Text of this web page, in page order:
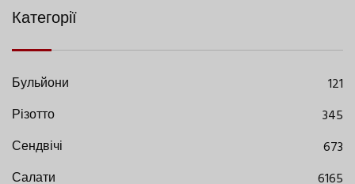
Категорії
Бульйони
121
Різотто
345
Сендвічі
673
Салати
6165